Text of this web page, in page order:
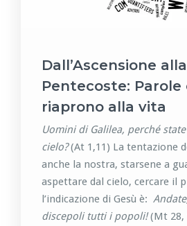
Dall’Ascensione alla
Pentecoste: Parole
riaprono alla vita
Uomini di Galilea, perché
cielo?(At 1,11) La tentazione
anche la nostra, starsene a
aspettare dal cielo, cercare il
l’indicazione di Gesù è:
discepoli tutti i popoli!(Mt 28,